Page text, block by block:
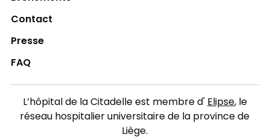
Contact
Presse
FAQ
L’hôpital de la Citadelle est membre d'Elipse, le
réseau hospitalier universitaire de la province de
Liège.